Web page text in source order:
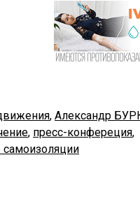
, Александр
, пресс-конфереция,
самоизоляции